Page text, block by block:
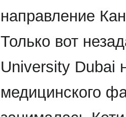
направление
Только вот
University Dubai
медицинского